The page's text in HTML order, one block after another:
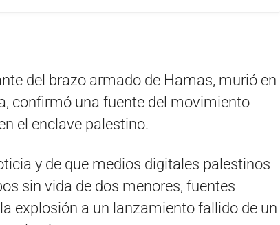
del brazo armado de Hamas, murió en
confirmó una fuente del movimiento
el enclave palestino.
y de que medios digitales palestinos
sin vida de dos menores, fuentes
explosión a un lanzamiento fallido de un